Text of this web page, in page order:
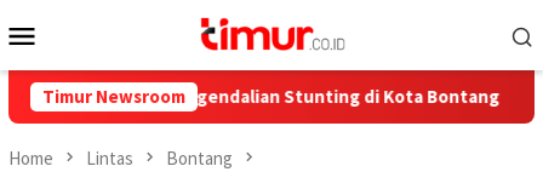
to
Menu
Timur Newsroom
untuk Pengendalian Stunting di Kota Bontang Catat
Home Lintas Bontang